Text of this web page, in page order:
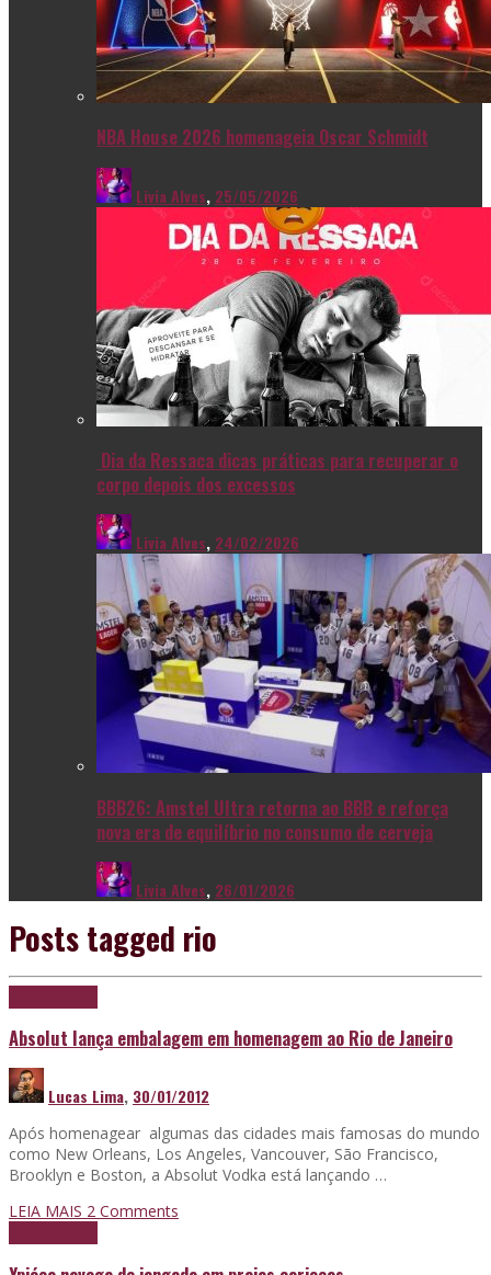
NBA House 2026 homenageia Oscar Schmidt
Livia Alves, 25/05/2026
Dia da Ressaca dicas práticas para recuperar o
corpo depois dos excessos
Livia Alves, 24/02/2026
BBB26: Amstel Ultra retorna ao BBB e reforça
nova era de equilíbrio no consumo de cerveja
Livia Alves, 26/01/2026
Posts tagged rio
Absolut lança embalagem em homenagem ao Rio de Janeiro
Lucas Lima, 30/01/2012
Após homenagear algumas das cidades mais famosas do mundo
como New Orleans, Los Angeles, Vancouver, São Francisco,
Brooklyn e Boston, a Absolut Vodka está lançando …
LEIA MAIS 2 Comments